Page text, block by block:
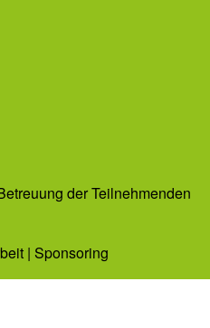
der Teilnehmenden
| Sponsoring